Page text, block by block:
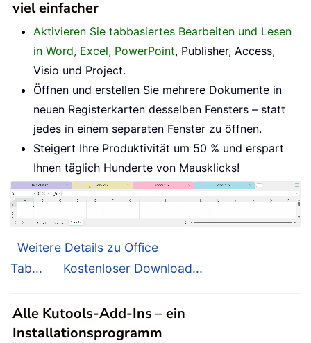
viel einfacher
Aktivieren Sie tabbasiertes Bearbeiten und Lesen
in Word, Excel, PowerPoint, Publisher, Access,
Visio und Project.
Öffnen und erstellen Sie mehrere Dokumente in
neuen Registerkarten desselben Fensters – statt
jedes in einem separaten Fenster zu öffnen.
Steigert Ihre Produktivität um 50 % und erspart
Ihnen täglich Hunderte von Mausklicks!
Weitere Details zu Office
Tab...
Kostenloser Download...
Alle Kutools-Add-Ins – ein
Installationsprogramm